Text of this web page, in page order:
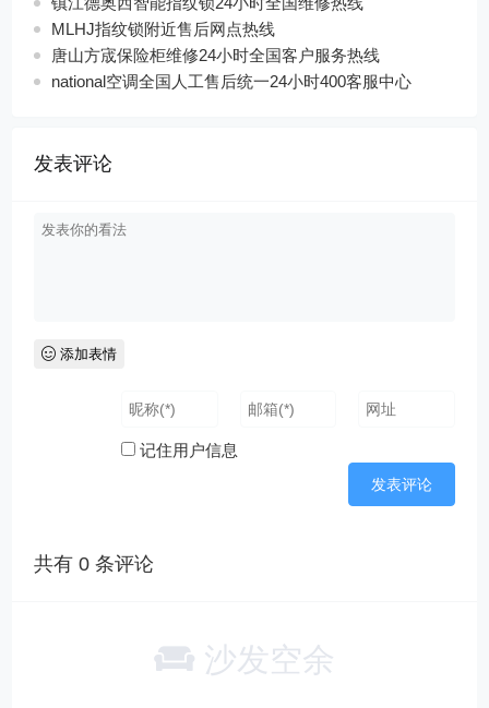
MLHJ指纹锁附近售后网点热线
唐山方宬保险柜维修24小时全国客户服务热线
national空调全国人工售后统一24小时400客服中心
发表评论
添加表情
记住用户信息
共有0 条评论
沙发空余